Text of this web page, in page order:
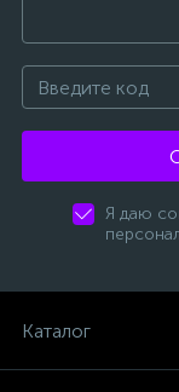
Я даю
Каталог